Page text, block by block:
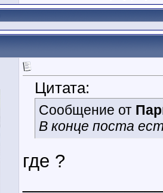
Цитата:
Сообщение от
В конце поста
где ?